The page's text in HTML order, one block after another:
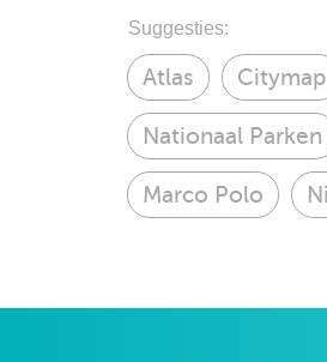
Suggesties:
Atlas Citymap
Nationaal Parken
Marco Polo